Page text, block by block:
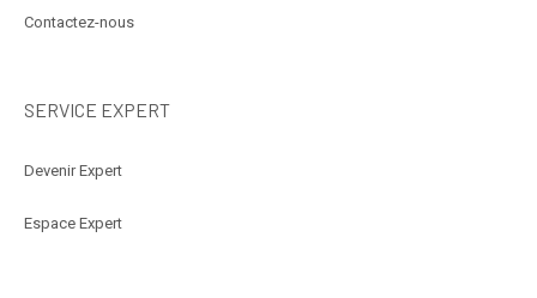
Contactez-nous
SERVICE EXPERT
Devenir Expert
Espace Expert